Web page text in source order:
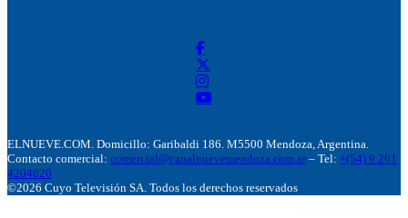
ELNUEVE.COM. Domicillo: Garibaldi 186. M5500 Mendoza, Argentina.
Contacto comercial: comercial@canalnuevemendoza.com.ar – Tel: +(54) 9 261
4204020
©2026 Cuyo Televisión SA. Todos los derechos reservados